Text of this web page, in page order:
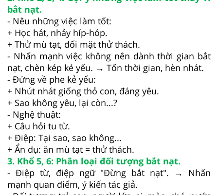
bắt nạt.
- Nêu những việc làm tốt:
+ Học hát, nhảy híp-hóp.
+ Thử mù tạt, đối mặt thử thách.
- Nhấn mạnh việc không nên dành thời gian bắt
nạt, chèn kép kẻ yếu. → Tốn thời gian, hèn nhát.
- Đứng về phe kẻ yếu:
+ Nhút nhát giống thỏ con, đáng yêu.
+ Sao không yêu, lại còn...?
- Nghệ thuật:
+ Câu hỏi tu từ.
+ Điệp: Tại sao, sao không...
+ Ẩn dụ: ăn mù tạt = thử thách.
3. Khổ 5, 6: Phân loại đối tượng bắt nạt.
- Điệp từ, điệp ngữ "Đừng bắt nạt". → Nhấn
mạnh quan điểm, ý kiến tác giả.